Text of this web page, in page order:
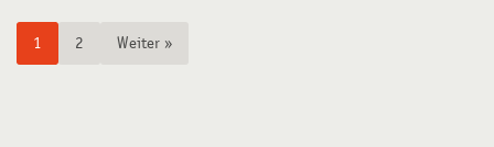
1 2 Weiter »